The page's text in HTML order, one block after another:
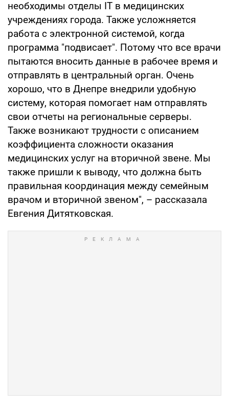
необходимы отделы IT в медицинских
учреждениях города. Также усложняется
работа с электронной системой, когда
программа "подвисает". Потому что все врачи
пытаются вносить данные в рабочее время и
отправлять в центральный орган. Очень
хорошо, что в Днепре внедрили удобную
систему, которая помогает нам отправлять
свои отчеты на региональные серверы.
Также возникают трудности с описанием
коэффициента сложности оказания
медицинских услуг на вторичной звене. Мы
также пришли к выводу, что должна быть
правильная координация между семейным
врачом и вторичной звеном", – рассказала
Евгения Дитятковская.